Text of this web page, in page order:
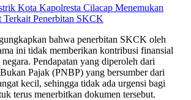
Kota Kapolresta Cilacap Menemukan
Terkait Penerbitan SKCK
bahwa penerbitan SKCK oleh
ini tidak memberikan kontribusi finansial
Pendapatan yang diperoleh dari
Pajak (PNBP) yang bersumber dari
kecil, sehingga tidak ada urgensi bagi
terus menerbitkan dokumen tersebut.